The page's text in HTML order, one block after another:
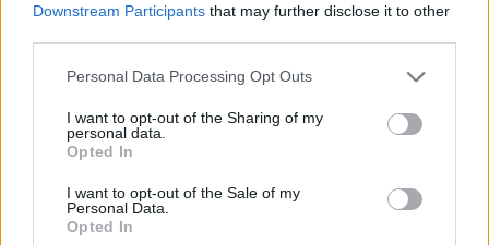
Downstream Participants that may further disclose it to other
Personal Data Processing Opt Outs
I want to opt-out of the Sharing of my
personal data.
Opted In
I want to opt-out of the Sale of my
Personal Data.
Opted In
Συνεντεύξεις
Ο Γιώργος Αθανασίου, δύο μουσικοί, ένα
βουνό και η αναζήτηση της έμπνευσης